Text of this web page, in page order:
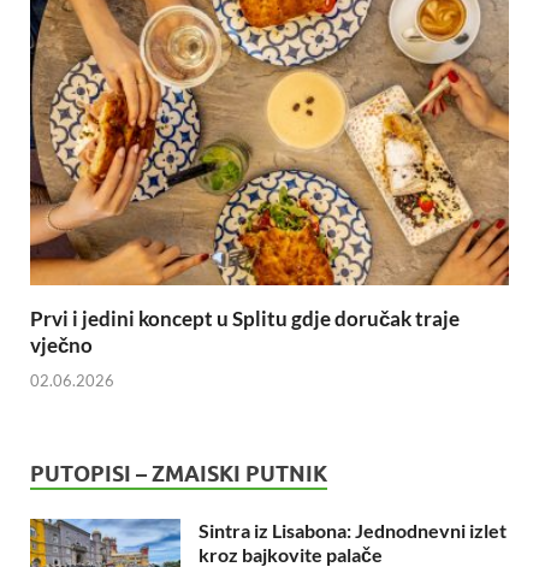
Prvi i jedini koncept u Splitu gdje doručak traje
vječno
02.06.2026
PUTOPISI – ZMAISKI PUTNIK
Sintra iz Lisabona: Jednodnevni izlet
kroz bajkovite palače